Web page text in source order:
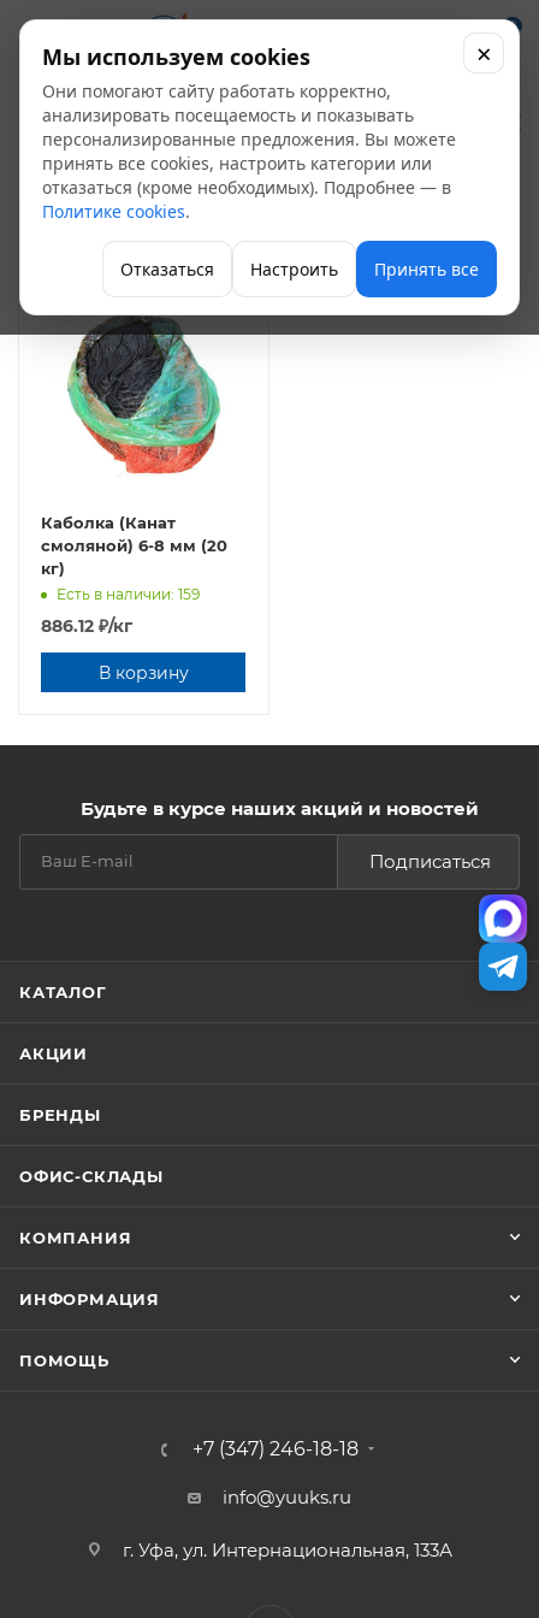
0
Каболка 1
Уплотнительные материалы
Каболка (Канат
смоляной) 6-8 мм (20
кг)
Есть в наличии: 159
886.12 ₽/кг
В корзину
Будьте в курсе наших акций и новостей
Подписаться
КАТАЛОГ
АКЦИИ
БРЕНДЫ
ОФИС-СКЛАДЫ
КОМПАНИЯ
ИНФОРМАЦИЯ
ПОМОЩЬ
+7 (347) 246-18-18
info@yuuks.ru
г. Уфа, ул. Интернациональная, 133А
Мы используем cookies
Они помогают сайту работать корректно,
анализировать посещаемость и показывать
персонализированные предложения. Вы можете
принять все cookies, настроить категории или
отказаться (кроме необходимых). Подробнее — в
Политике cookies.
Отказаться Настроить Принять все
×